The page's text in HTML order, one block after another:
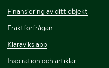
Finansiering av ditt objekt
Fraktförfrågan
Klaraviks app
Inspiration och artiklar